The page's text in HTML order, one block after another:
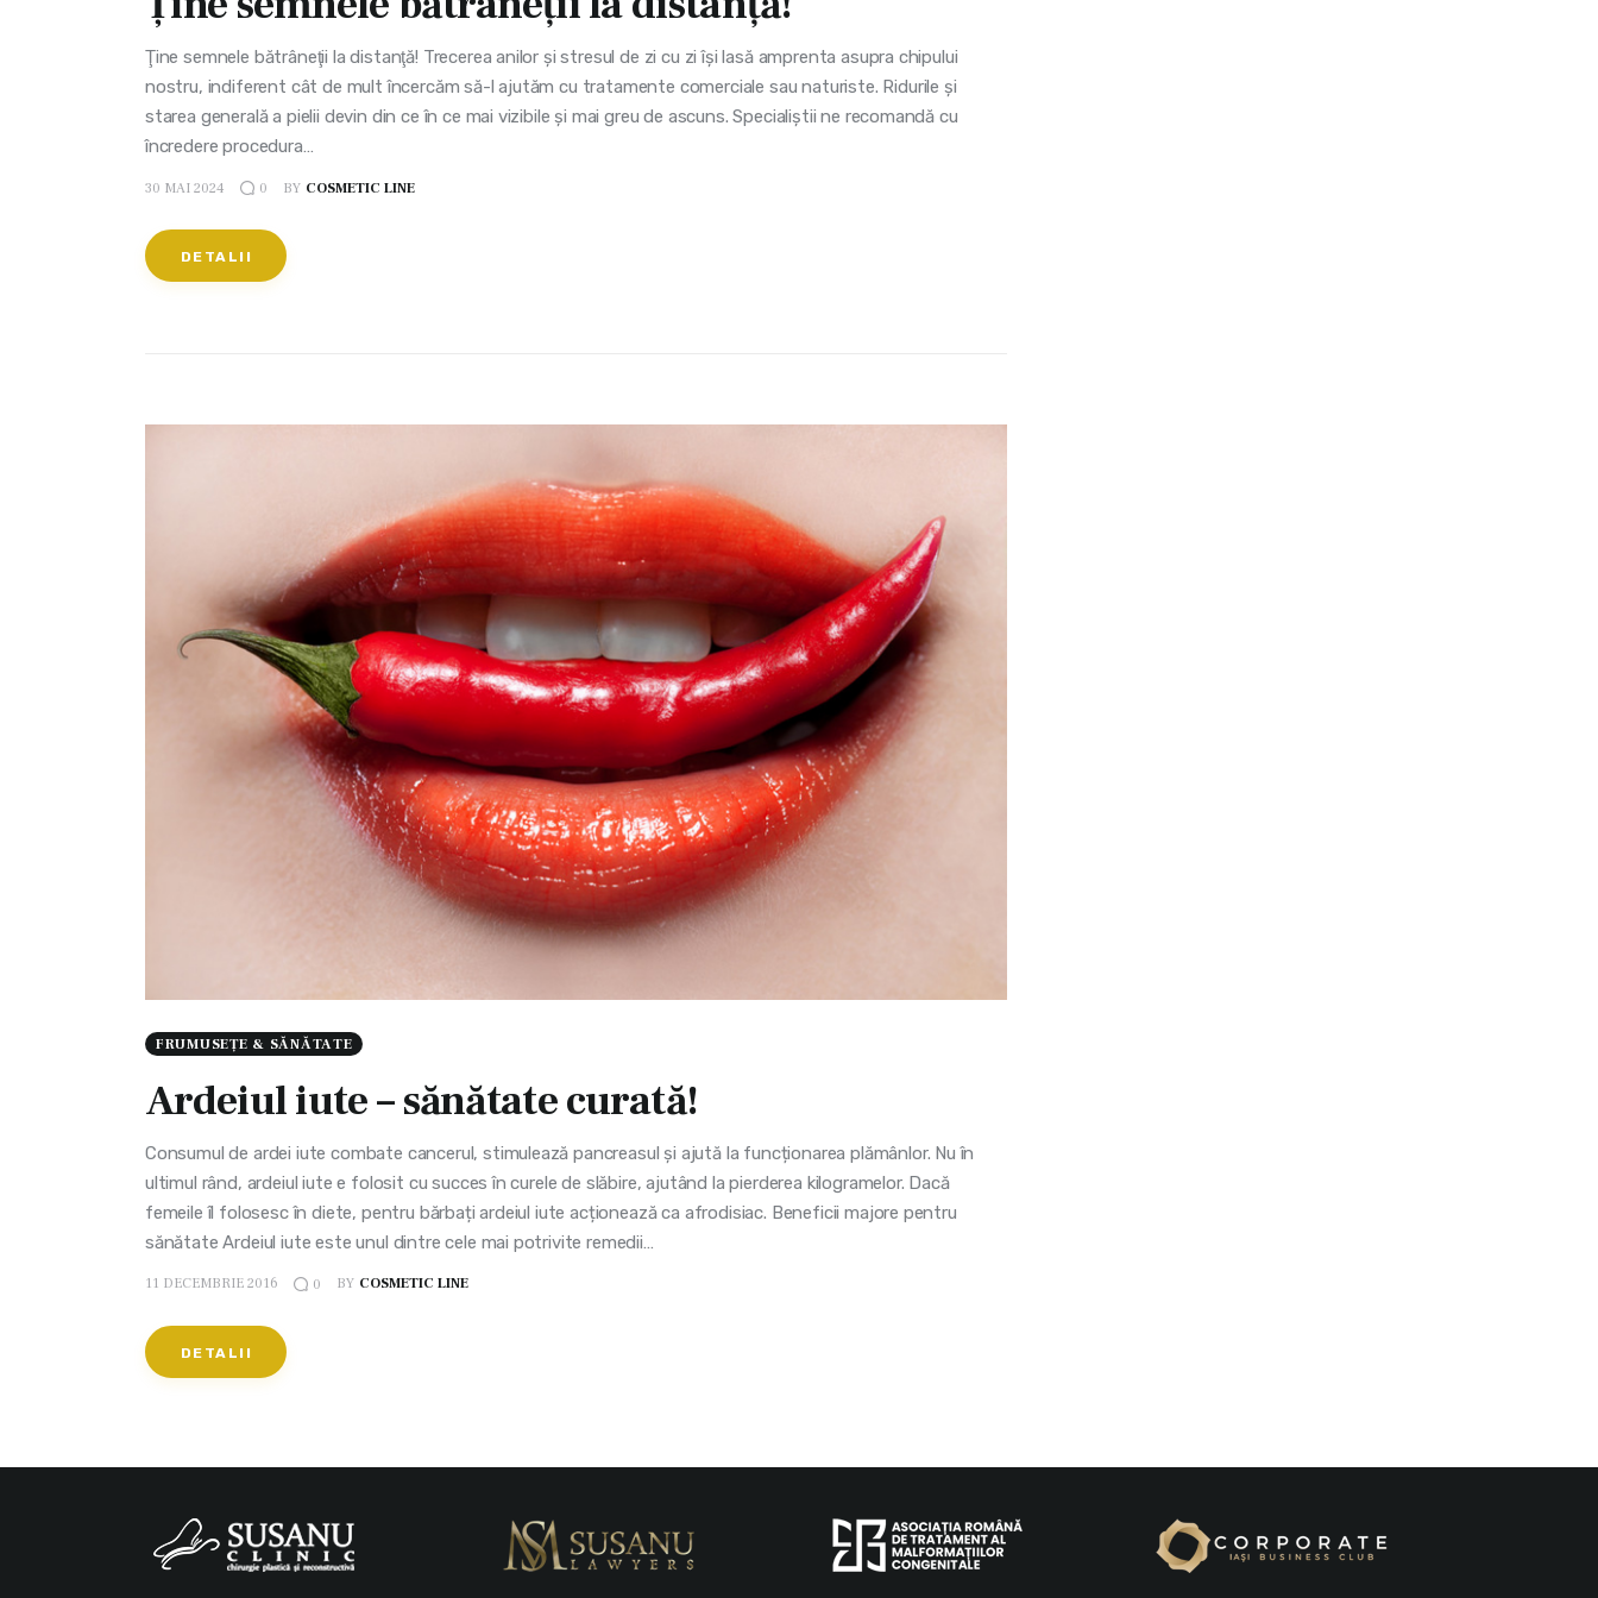
Ţine semnele bătrâneţii la distanţă! Trecerea anilor și stresul de zi cu zi își lasă amprenta asupra chipului
nostru, indiferent cât de mult încercăm să-l ajutăm cu tratamente comerciale sau naturiste. Ridurile și
starea generală a pielii devin din ce în ce mai vizibile și mai greu de ascuns. Specialiștii ne recomandă cu
încredere procedura…
30 MAI 2024 0 BY COSMETIC LINE
DETALII
FRUMUSEȚE & SĂNĂTATE
Ardeiul iute – sănătate curată!
Consumul de ardei iute combate cancerul, stimulează pancreasul și ajută la funcționarea plămânlor. Nu în
ultimul rând, ardeiul iute e folosit cu succes în curele de slăbire, ajutând la pierderea kilogramelor. Dacă
femeile îl folosesc în diete, pentru bărbați ardeiul iute acționează ca afrodisiac. Beneficii majore pentru
sănătate Ardeiul iute este unul dintre cele mai potrivite remedii…
11 DECEMBRIE 2016 0 BY COSMETIC LINE
DETALII